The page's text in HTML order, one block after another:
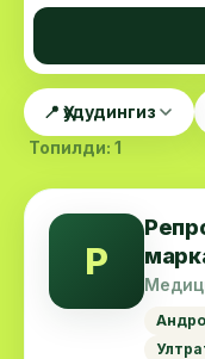
📍 Ҳудудингиз
Топилди: 1
Р